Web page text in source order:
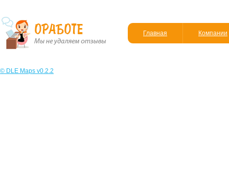
Главная Компании
© DLE Maps v0.2.2